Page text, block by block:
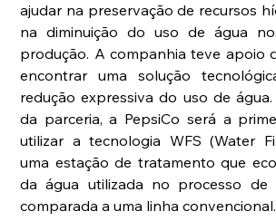
ajudar na preservação de recursos
na diminuição do uso de água
produção. A companhia teve apoio
encontrar uma solução
redução expressiva do uso de
da parceria, a PepsiCo será a
utilizar a tecnologia WFS (Water
uma estação de tratamento que
da água utilizada no processo de
comparada a uma linha convencional.